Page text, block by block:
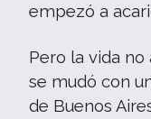
empezó a
Pero la vida
se mudó con
de Buenos